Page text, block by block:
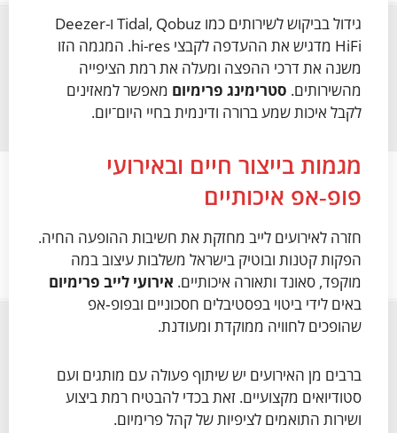
גידול בביקוש לשירותים כמו Tidal, Qobuz ו-Deezer
HiFi מדגיש את ההעדפה לקבצי hi-res. המגמה הזו
משנה את דרכי ההפצה ומעלה את רמת הציפייה
מהשירותים. סטרימינג פרימיום מאפשר למאזינים
לקבל איכות שמע ברורה ודינמית בחיי היום־יום.
מגמות בייצור חיים ובאירועי
פופ‑אפ איכותיים
חזרה לאירועים לייב מחזקת את חשיבות ההופעה החיה.
הפקות קטנות ובוטיק בישראל משלבות עיצוב במה
מוקפד, סאונד ותאורה איכותיים. אירועי לייב פרימיום
באים לידי ביטוי בפסטיבלים חסכוניים ובפופ‑אפ
שהופכים לחוויה ממוקדת ומעודנת.
ברבים מן האירועים יש שיתוף פעולה עם מותגים ועם
סטודיואים מקצועיים. זאת בכדי להבטיח רמת ביצוע
ושירות התואמים לציפיות של קהל פרימיום.